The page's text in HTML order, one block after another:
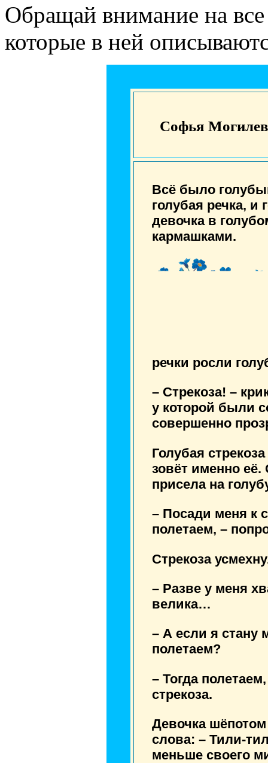
Обращай внимание на
которые в ней
Софья
Всё было
голубая речка, и
девочка в
кармашками.
речки росли
– Стрекоза! –
у которой были
совершенно
Голубая
зовёт именно её.
присела на
– Посади меня к
полетаем, –
Стрекоза
– Разве у меня
велика…
– А если я стану
полетаем?
– Тогда
стрекоза.
Девочка
слова: – Тили-
меньше своего